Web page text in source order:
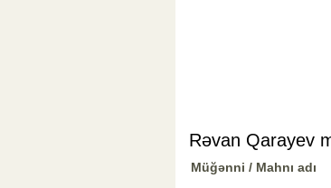
Rəvan Qarayev
Müğənni / Mahnı adı